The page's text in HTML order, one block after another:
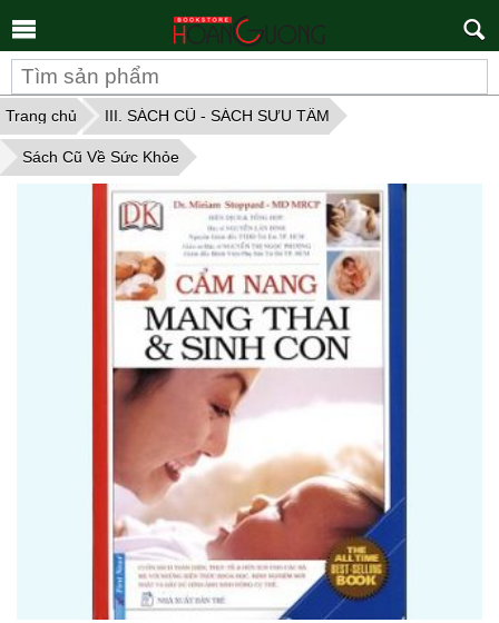
Trang chủ III. SÁCH CŨ - SÁCH SƯU TẦM
Sách Cũ Về Sức Khỏe